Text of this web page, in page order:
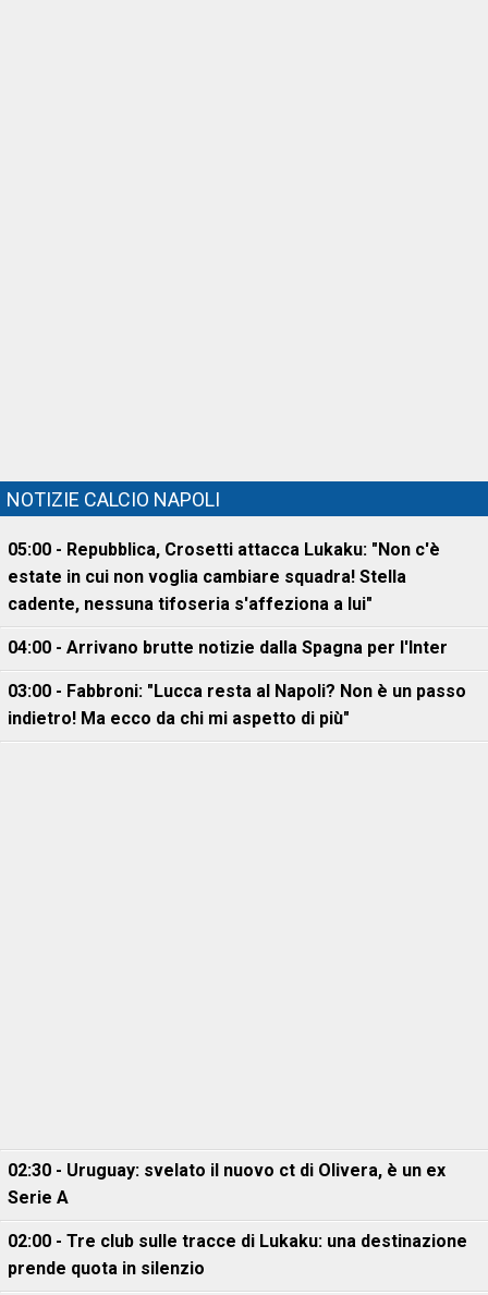
NOTIZIE CALCIO NAPOLI
05:00 - Repubblica, Crosetti attacca Lukaku: "Non c'è
estate in cui non voglia cambiare squadra! Stella
cadente, nessuna tifoseria s'affeziona a lui"
04:00 - Arrivano brutte notizie dalla Spagna per l'Inter
03:00 - Fabbroni: "Lucca resta al Napoli? Non è un passo
indietro! Ma ecco da chi mi aspetto di più"
02:30 - Uruguay: svelato il nuovo ct di Olivera, è un ex
Serie A
02:00 - Tre club sulle tracce di Lukaku: una destinazione
prende quota in silenzio